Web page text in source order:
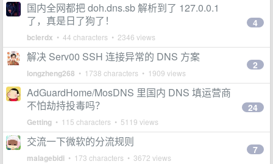
国内全网都把 doh.dns.sb 解析到了 127.0.0.1
了，真是日了狗了！
bclerdx • 44 characters • 2346 views
4
解决 Serv00 SSH 连接异常的 DNS 方案
longzheng268 • 1738 characters • 1909 views
2
AdGuardHome/MosDNS 里国内 DNS 填运营商
不怕劫持投毒吗？
Getting • 115 characters • 5119 views
24
交流一下微软的分流规则
malagebidi • 173 characters • 3672 views
7